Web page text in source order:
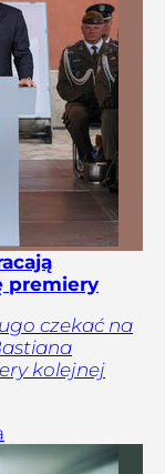
premiery
czekać na
kolejnej